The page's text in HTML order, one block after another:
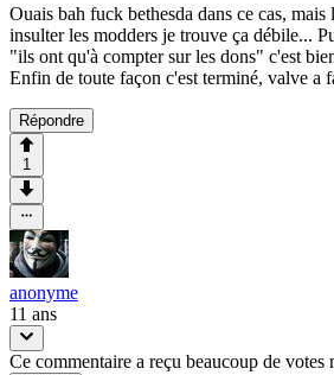
Ouais bah fuck bethesda dans ce cas,
insulter les modders je trouve ça débile...
"ils ont qu'à compter sur les dons" c'est
Enfin de toute façon c'est terminé, valve a
Répondre
1
anonyme
11 ans
Ce commentaire a reçu beaucoup de votes